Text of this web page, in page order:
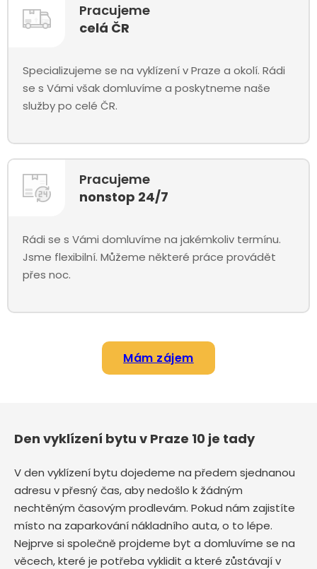
Pracujeme
celá ČR
Specializujeme se na vyklízení v Praze a okolí. Rádi
se s Vámi však domluvíme a poskytneme naše
služby po celé ČR.
Pracujeme
nonstop 24/7
Rádi se s Vámi domluvíme na jakémkoliv termínu.
Jsme flexibilní. Můžeme některé práce provádět
přes noc.
Mám zájem
Den vyklízení bytu v Praze 10 je tady
V den vyklízení bytu dojedeme na předem sjednanou
adresu v přesný čas, aby nedošlo k žádným
nechtěným časovým prodlevám. Pokud nám zajistíte
místo na zaparkování nákladního auta, o to lépe.
Nejprve si společně projdeme byt a domluvíme se na
věcech, které je potřeba vyklidit a které zůstávají v